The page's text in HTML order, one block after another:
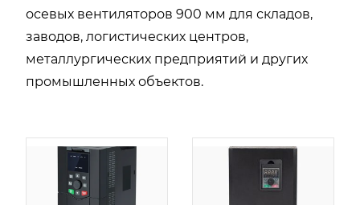
осевых вентиляторов 900 мм для складов,
заводов, логистических центров,
металлургических предприятий и других
промышленных объектов.